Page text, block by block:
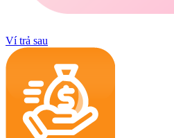
Ví trả sau